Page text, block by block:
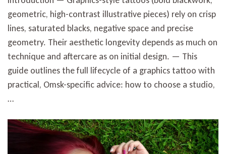
geometric, high-contrast illustrative pieces) rely on crisp
lines, saturated blacks, negative space and precise
geometry. Their aesthetic longevity depends as much on
technique and aftercare as on initial design. — This
guide outlines the full lifecycle of a graphics tattoo with
practical, Omsk-specific advice: how to choose a studio,
…